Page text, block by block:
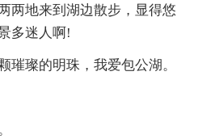
两地来到湖边散步，显得悠
多迷人啊!
璀璨的明珠，我爱包公湖。